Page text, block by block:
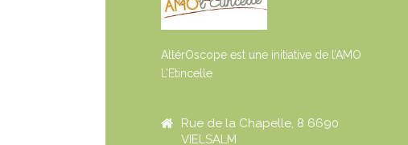
AltérOscope est une initiative de l’AMO
L’Etincelle
Rue de la Chapelle, 8 6690
VIELSALM